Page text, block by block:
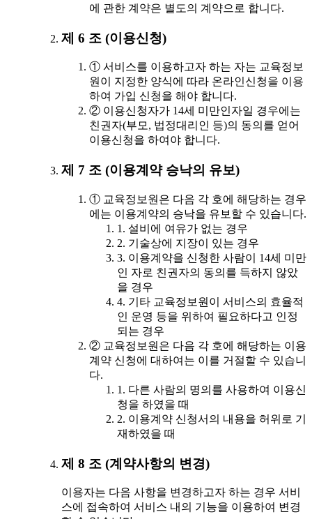
에 관한 계약은 별도의 계약으로 합니다.
제 6 조 (이용신청)
① 서비스를 이용하고자 하는 자는 교육정보
원이 지정한 양식에 따라 온라인신청을 이용
하여 가입 신청을 해야 합니다.
② 이용신청자가 14세 미만인자일 경우에는
친권자(부모, 법정대리인 등)의 동의를 얻어
이용신청을 하여야 합니다.
제 7 조 (이용계약 승낙의 유보)
① 교육정보원은 다음 각 호에 해당하는 경우
에는 이용계약의 승낙을 유보할 수 있습니다.
1. 설비에 여유가 없는 경우
2. 기술상에 지장이 있는 경우
3. 이용계약을 신청한 사람이 14세 미만
인 자로 친권자의 동의를 득하지 않았
을 경우
4. 기타 교육정보원이 서비스의 효율적
인 운영 등을 위하여 필요하다고 인정
되는 경우
② 교육정보원은 다음 각 호에 해당하는 이용
계약 신청에 대하여는 이를 거절할 수 있습니
다.
1. 다른 사람의 명의를 사용하여 이용신
청을 하였을 때
2. 이용계약 신청서의 내용을 허위로 기
재하였을 때
제 8 조 (계약사항의 변경)
이용자는 다음 사항을 변경하고자 하는 경우 서비
스에 접속하여 서비스 내의 기능을 이용하여 변경